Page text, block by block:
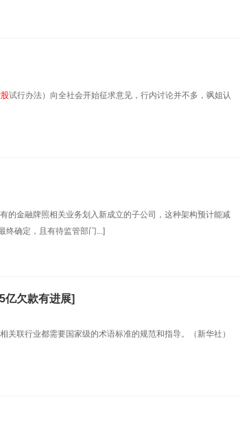
试行办法）向全社会开始征求意见，行内讨论并不多，飒姐认
的金融牌照相关业务划入新成立的子公司，这种架构预计能减
终确定，且有待监管部门...]
亿欠款有进展]
联行业都需要国家级的术语标准的规范和指导。（新华社）